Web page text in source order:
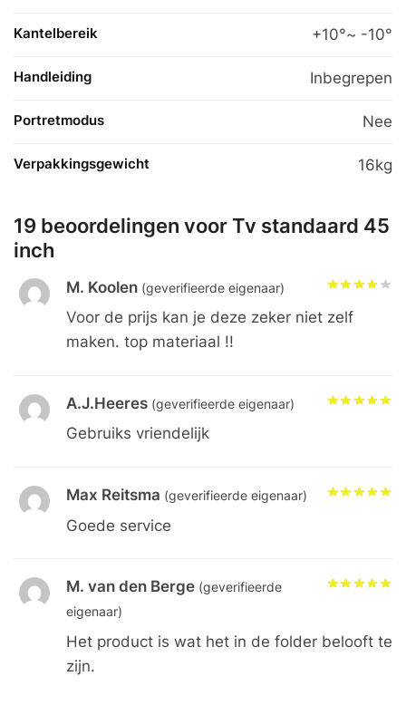
Kantelbereik +10°~ -10°
Handleiding Inbegrepen
Portretmodus Nee
Verpakkingsgewicht 16kg
19 beoordelingen voorTv standaard 45
inch
M. Koolen (geverifieerde eigenaar)
Voor de prijs kan je deze zeker niet zelf
maken. top materiaal !!
A.J.Heeres (geverifieerde eigenaar)
Gebruiks vriendelijk
Max Reitsma (geverifieerde eigenaar)
Goede service
M. van den Berge (geverifieerde
eigenaar)
Het product is wat het in de folder belooft te
zijn.